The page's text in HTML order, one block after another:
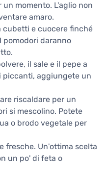
momento. L'aglio non
amaro.
cubetti e cuocere finché
pomodori daranno
il sale e il pepe a
piccanti, aggiungete un
riscaldare per un
si mescolino. Potete
o brodo vegetale per
fresche. Un'ottima scelta
un po' di feta o